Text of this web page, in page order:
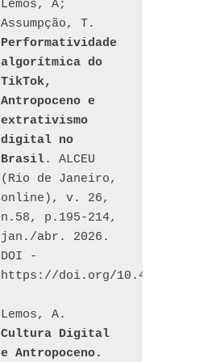
Lemos, A;
Performatividade
algorítmica do
TikTok,
Antropoceno e
extrativismo
digital no
Brasil. ALCEU
(Rio de Janeiro,
online), v. 26,
n.58, p.195-214,
jan./abr. 2026.
DOI -
https://doi.org/10.46391/
Cultura Digital
e Antropoceno.